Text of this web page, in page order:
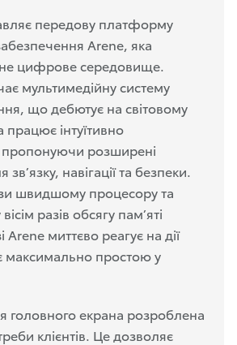
передову платформу
Arene, яка
цифрове середовище.
мультимедійну систему
що дебютує на світовому
інтуїтивно
розширені
навігації та безпеки.
швидшому процесору та
разів обсягу пам’яті
Arene миттєво реагує на дії
максимально простою у
головного екрана розроблена
клієнтів. Це дозволяє